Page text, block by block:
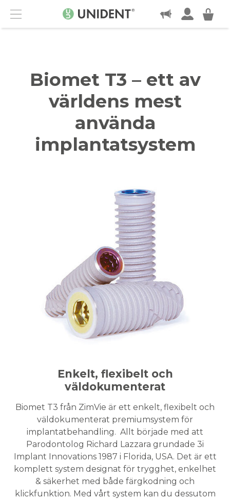
Menu
KONTAKT
Biomet T3 – ett av
världens mest
använda
implantatsystem
Enkelt, flexibelt och
väldokumenterat
Biomet T3 från ZimVie är ett enkelt, flexibelt och
väldokumenterat premiumsystem för
implantatbehandling. Allt började med att
Parodontolog Richard Lazzara grundade 3i
Implant Innovations 1987 i Florida, USA. Det är ett
komplett system designat för trygghet, enkelhet
& säkerhet med både färgkodning och
klickfunktion. Med vårt system kan du dessutom